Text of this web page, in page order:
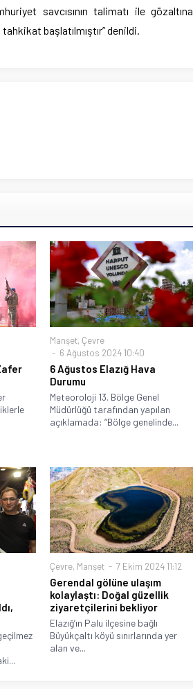
savcısının talimatı ile gözaltına
başlatılmıştır” denildi.
Manşet, Çevre
6 Ağustos 2024 10:40
6 Ağustos Elazığ Hava
Durumu
Meteoroloji 13. Bölge Genel
Müdürlüğü tarafından yapılan
açıklamada: “Bölge genelinde...
Çevre, Manşet 7 Ekim 2024 11:12
Gerendal gölüne ulaşım
kolaylaştı: Doğal güzellik
ziyaretçilerini bekliyor
Elazığ’ın Palu ilçesine bağlı
Büyükçaltı köyü sınırlarında yer
alan ve...